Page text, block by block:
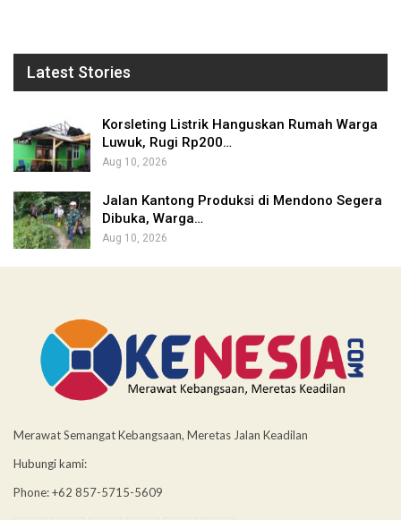
Latest Stories
Korsleting Listrik Hanguskan Rumah Warga
Luwuk, Rugi Rp200…
Aug 10, 2026
Jalan Kantong Produksi di Mendono Segera
Dibuka, Warga…
Aug 10, 2026
Merawat Semangat Kebangsaan, Meretas Jalan Keadilan
Hubungi kami:
Phone: +62 857-5715-5609